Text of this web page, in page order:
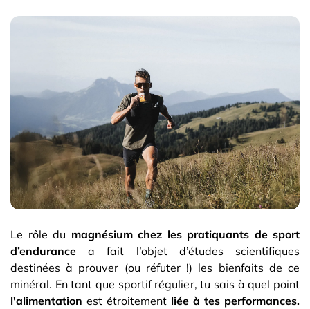
Le rôle du magnésium chez les pratiquants de sport
d’endurance a fait l’objet d’études scientifiques
destinées à prouver (ou réfuter !) les bienfaits de ce
minéral. En tant que sportif régulier, tu sais à quel point
l'alimentation est étroitement liée à tes performances.